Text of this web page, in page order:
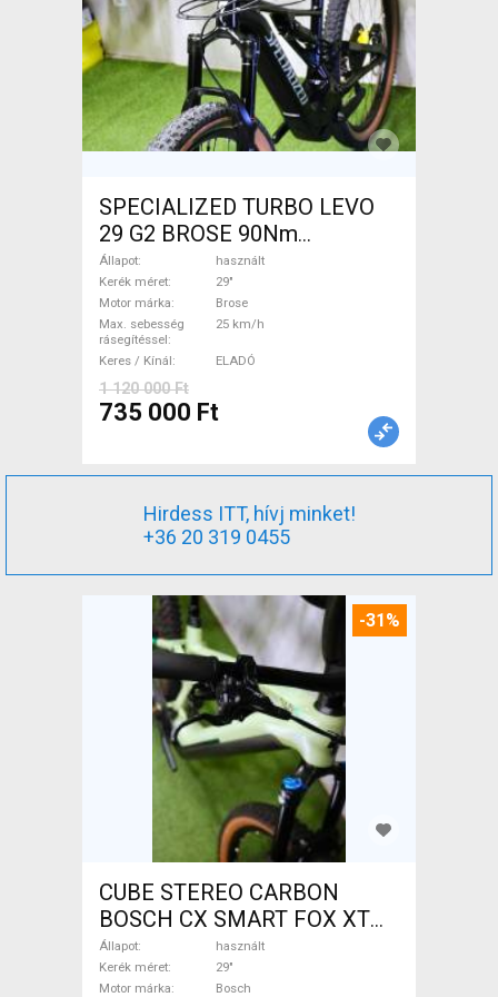
SPECIALIZED TURBO LEVO
29 G2 BROSE 90Nm
Elektromos Mountain Bike
29" össztelós / fully Brose
használt ELADÓ
Állapot
használt
Kerék méret
29"
Motor márka
Brose
Max. sebesség
rásegítéssel
25 km/h
Keres / Kínál ELADÓ
1 120 000 Ft
735 000 Ft
Hirdess ITT, hívj minket!
+36 20 319 0455
-31%
CUBE STEREO CARBON
BOSCH CX SMART FOX XT
Elektromos Mountain Bike
29" össztelós / fully Bosch
Állapot
használt
Kerék méret
29"
Motor márka
Bosch